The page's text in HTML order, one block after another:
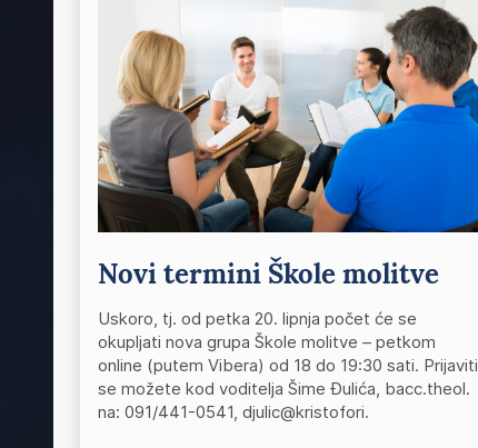
Novi termini Škole molitve
Uskoro, tj. od petka 20. lipnja počet će se
okupljati nova grupa Škole molitve – petkom
online (putem Vibera) od 18 do 19:30 sati. Prijaviti
se možete kod voditelja Šime Đulića, bacc.theol.
na: 091/441-0541, djulic@kristofori.